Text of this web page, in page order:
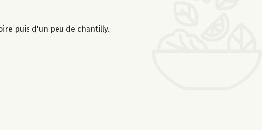
puis d'un peu de chantilly.